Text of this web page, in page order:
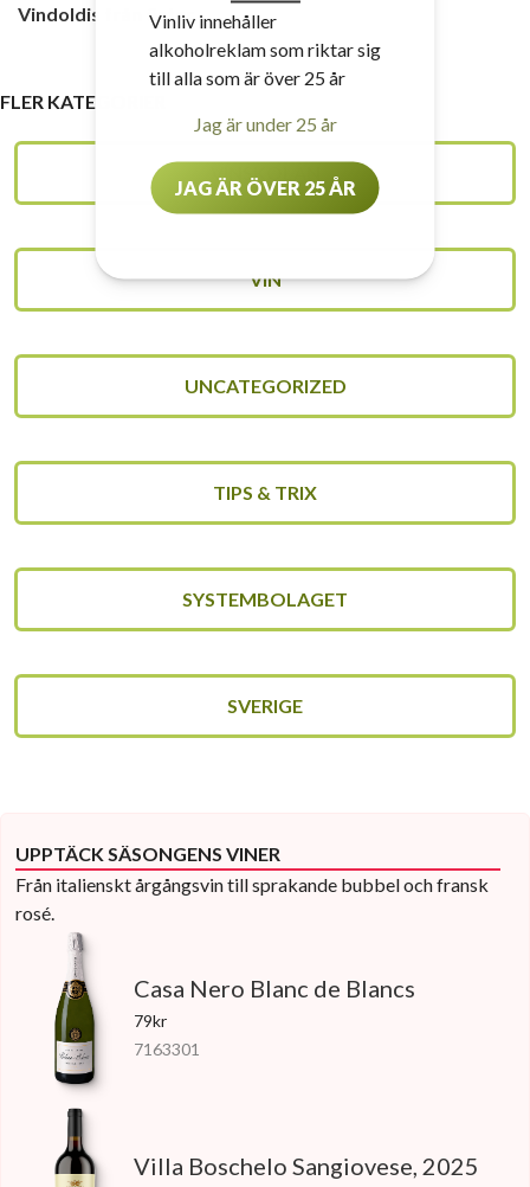
Vindoldis från öster
FLER KATEGORIER
VINSKOLAN
VIN
UNCATEGORIZED
TIPS & TRIX
SYSTEMBOLAGET
SVERIGE
UPPTÄCK SÄSONGENS VINER
Från italienskt årgångsvin till sprakande bubbel och fransk
rosé.
Casa Nero Blanc de Blancs
79kr
7163301
Villa Boschelo Sangiovese, 2025
Vinliv innehåller
alkoholreklam som riktar sig
till alla som är över 25 år
Jag är under 25 år
JAG ÄR ÖVER 25 ÅR